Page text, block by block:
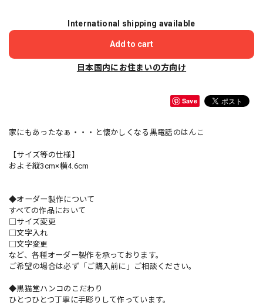
International shipping available
Add to cart
日本国内にお住まいの方向け
Save
家にもあったなぁ・・・と懐かしくなる黒電話のはんこ
【サイズ等の仕様】
およそ縦3cm×横4.6cm
◆オーダー製作について
すべての作品において
□サイズ変更
□文字入れ
□文字変更
など、各種オーダー製作を承っております。
ご希望の場合は必ず「ご購入前に」ご相談ください。
◆黒猫堂ハンコのこだわり
ひとつひとつ丁寧に手彫りして作っています。